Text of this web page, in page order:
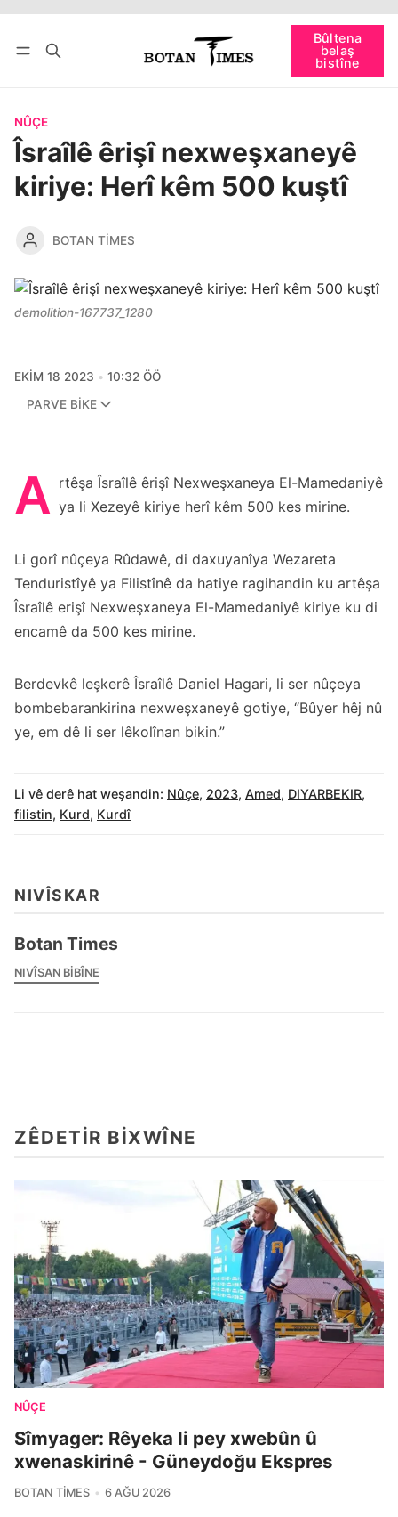
Bûltena
belaş
bistîne
bişopîne
NÛÇE
Îsraîlê êrişî nexweşxaneyê
kiriye: Herî kêm 500 kuştî
BOTAN TIMES
demolition-167737_1280
EKIM 18 2023
10:32 ÖÖ
PARVE BIKE
A rtêşa Îsraîlê êrişî Nexweşxaneya El-Mamedaniyê
ya li Xezeyê kiriye herî kêm 500 kes mirine.
Li gorî nûçeya Rûdawê, di daxuyanîya Wezareta
Tenduristîyê ya Filistînê da hatiye ragihandin ku artêşa
Îsraîlê erişî Nexweşxaneya El-Mamedaniyê kiriye ku di
encamê da 500 kes mirine.
Berdevkê leşkerê Îsraîlê Daniel Hagari, li ser nûçeya
bombebarankirina nexweşxaneyê gotiye, “Bûyer hêj nû
ye, em dê li ser lêkolînan bikin.”
Li vê derê hat weşandin: Nûçe, 2023, Amed, DIYARBEKIR,
filistin, Kurd, Kurdî
NIVÎSKAR
Botan Times
NIVÎSAN BIBÎNE
ZÊDETIR BIXWÎNE
NÛÇE
Sîmyager: Rêyeka li pey xwebûn û
xwenaskirinê - Güneydoğu Ekspres
BOTAN TIMES 6 AĞU 2026